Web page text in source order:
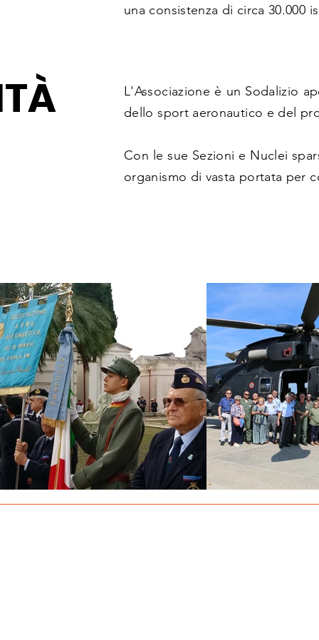
una consistenza di circa
L'Associazione è un Sodalizio
dello sport aeronautico e del
Con le sue Sezioni e Nuclei
organismo di vasta portata per